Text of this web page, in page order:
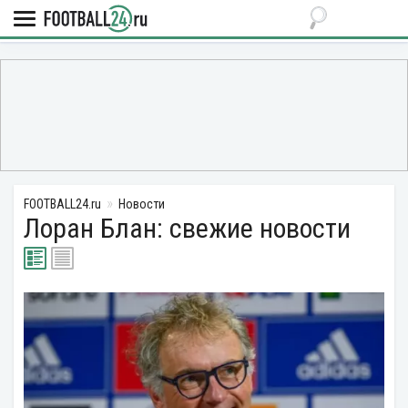
FOOTBALL24.ru Новости
Лоран Блан: свежие новости